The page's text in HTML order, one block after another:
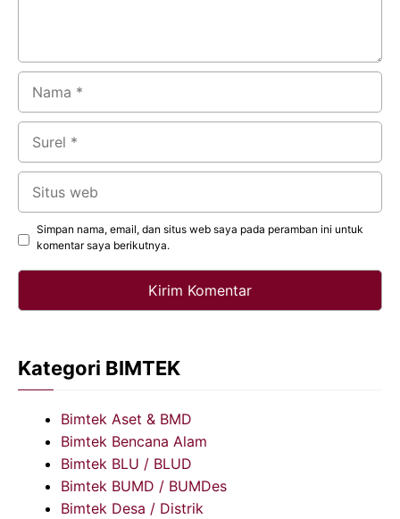
Simpan nama, email, dan situs web saya pada peramban ini untuk
komentar saya berikutnya.
Kategori BIMTEK
Bimtek Aset & BMD
Bimtek Bencana Alam
Bimtek BLU / BLUD
Bimtek BUMD / BUMDes
Bimtek Desa / Distrik